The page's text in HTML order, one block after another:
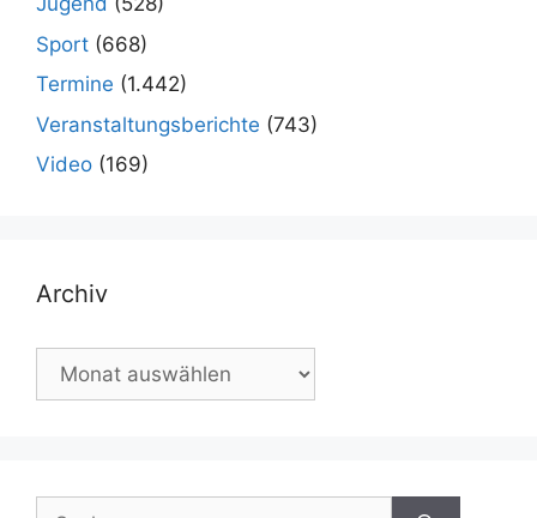
Sport (668)
Termine (1.442)
Veranstaltungsberichte (743)
Video (169)
Archiv
Archiv
Suchen